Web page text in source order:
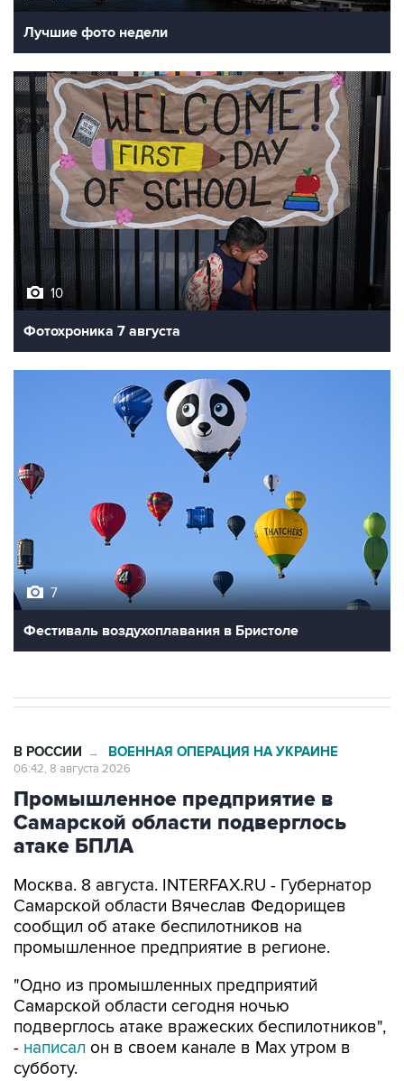
Лучшие фото недели
10
Фотохроника 7 августа
7
Фестиваль воздухоплавания в Бристоле
В РОССИИ → ВОЕННАЯ ОПЕРАЦИЯ НА УКРАИНЕ
06:42, 8 августа 2026
Промышленное предприятие в
Самарской области подверглось
атаке БПЛА
Москва. 8 августа. INTERFAX.RU - Губернатор
Самарской области Вячеслав Федорищев
сообщил об атаке беспилотников на
промышленное предприятие в регионе.
"Одно из промышленных предприятий
Самарской области сегодня ночью
подверглось атаке вражеских беспилотников",
- написал он в своем канале в Max утром в
субботу.